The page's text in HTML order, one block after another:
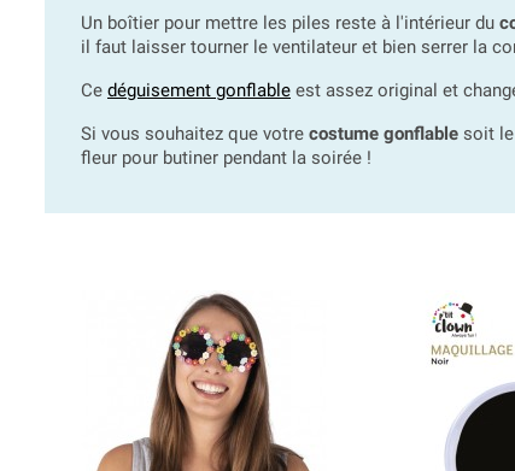
Un boîtier pour mettre les piles reste à l'intérieur du
il faut laisser tourner le ventilateur et bien serrer la
Ce déguisement gonflable est assez original et
Si vous souhaitez que votre costume gonflable soit
fleur pour butiner pendant la soirée !